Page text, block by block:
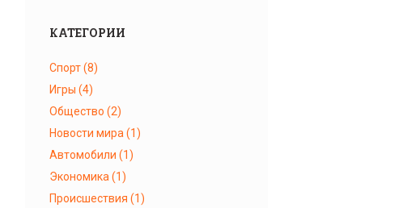
КАТЕГОРИИ
Спорт(8)
Игры (4)
Общество (2)
Новости мира (1)
Автомобили (1)
Экономика (1)
Происшествия (1)